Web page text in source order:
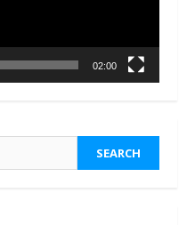
02:00